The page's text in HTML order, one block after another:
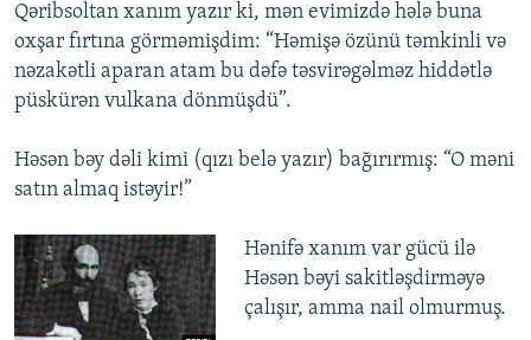
Qəribsoltan xanım yazır ki, mən evimizdə hələ buna
oxşar fırtına görməmişdim: “Həmişə özünü təmkinli və
nəzakətli aparan atam bu dəfə təsvirəgəlməz hiddətlə
püskürən vulkana dönmüşdü”.
Həsən bəy dəli kimi (qızı belə yazır) bağırırmış: “O məni
satın almaq istəyir!”
Hənifə xanım var gücü ilə
Həsən bəyi sakitləşdirməyə
çalışır, amma nail olmurmuş.